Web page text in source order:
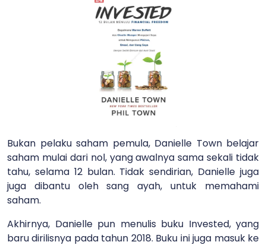
Bukan pelaku saham pemula, Danielle Town belajar
saham mulai dari nol, yang awalnya sama sekali tidak
tahu, selama 12 bulan. Tidak sendirian, Danielle juga
juga dibantu oleh sang ayah, untuk memahami
saham.
Akhirnya, Danielle pun menulis buku Invested, yang
baru dirilisnya pada tahun 2018. Buku ini juga masuk ke